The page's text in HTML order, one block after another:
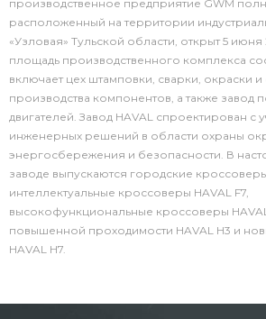
производственное предприятие GWM
расположенный на территории
«Узловая» Тульской области, открыт 5 июня
площадь производственного комплекса
включает цех штамповки, сварки, окраски
производства компонентов, а также завод
двигателей. Завод HAVAL спроектирован с
инженерных решений в области охраны
энергосбережения и безопасности. В
заводе выпускаются городские
интеллектуальные кроссоверы HAVAL F7,
высокофункциональные кроссоверы
повышенной проходимости HAVAL H3 и
HAVAL H7.